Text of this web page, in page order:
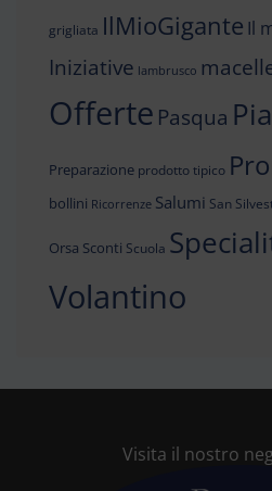
grigliata IlMioGigante Il
Iniziative lambrusco
Offerte Pasqua
Preparazione prodotto tipico
bollini Ricorrenze Salumi San
Orsa Sconti Scuola
Volantino
Visita il nostro